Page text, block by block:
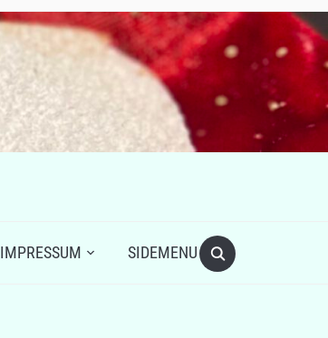
IMPRESSUM SIDEMENU